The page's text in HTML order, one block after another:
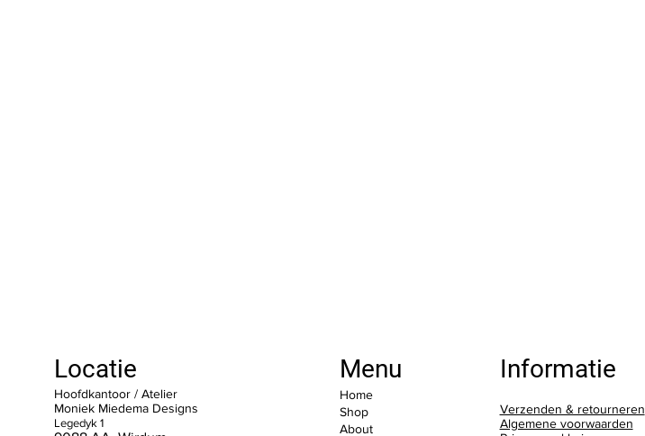
Verzenden & retourneren
Algemene voorwaarden
Informatie
Locatie
Hoofdkantoor / Atelier
Moniek Miedema Designs
Legedyk 1
Menu
Home
Shop
About